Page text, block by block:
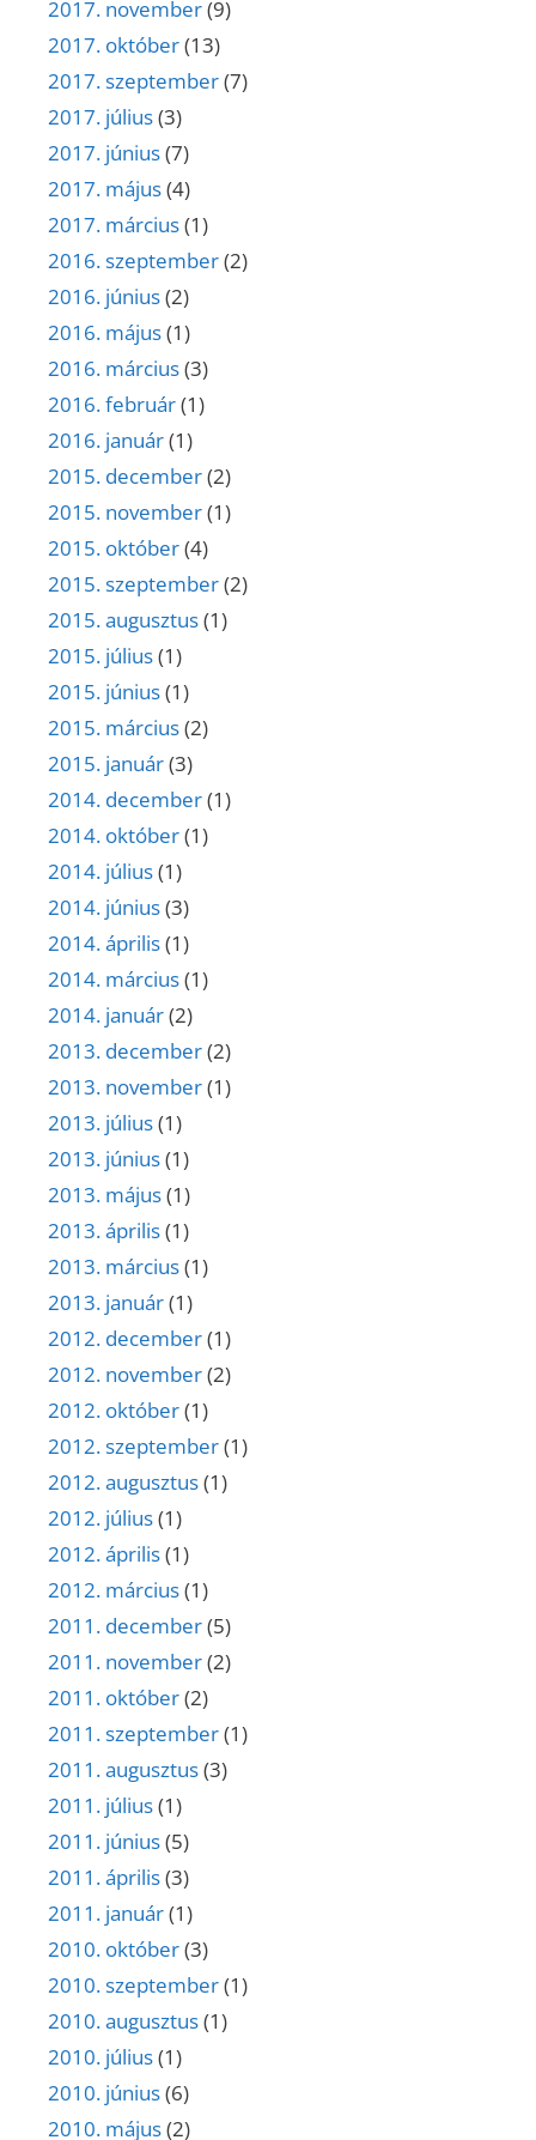
2017. november(9)
2017. október(13)
2017. szeptember(7)
2017. július(3)
2017. június(7)
2017. május(4)
2017. március(1)
2016. szeptember(2)
2016. június(2)
2016. május(1)
2016. március(3)
2016. február(1)
2016. január(1)
2015. december(2)
2015. november(1)
2015. október(4)
2015. szeptember(2)
2015. augusztus(1)
2015. július(1)
2015. június(1)
2015. március(2)
2015. január(3)
2014. december(1)
2014. október(1)
2014. július(1)
2014. június(3)
2014. április(1)
2014. március(1)
2014. január(2)
2013. december(2)
2013. november(1)
2013. július(1)
2013. június(1)
2013. május(1)
2013. április(1)
2013. március(1)
2013. január(1)
2012. december(1)
2012. november(2)
2012. október(1)
2012. szeptember(1)
2012. augusztus(1)
2012. július(1)
2012. április(1)
2012. március(1)
2011. december(5)
2011. november(2)
2011. október(2)
2011. szeptember(1)
2011. augusztus(3)
2011. július(1)
2011. június(5)
2011. április(3)
2011. január(1)
2010. október(3)
2010. szeptember(1)
2010. augusztus(1)
2010. július(1)
2010. június(6)
2010. május(2)